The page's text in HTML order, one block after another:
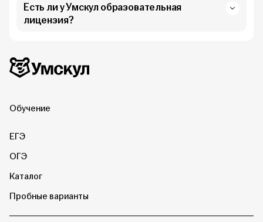
Есть ли у Умскул образовательная
лицензия?
Дополнительная информация
Умскул
Обучение
ЕГЭ
ОГЭ
Каталог
Пробные варианты